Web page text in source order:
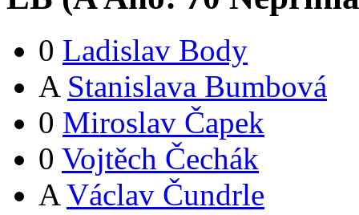
0 Ladislav Body
A Stanislava Bumbová
0 Miroslav Čapek
0 Vojtěch Čechák
A Václav Čundrle